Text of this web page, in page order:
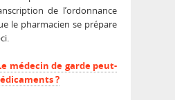
de l’ordonnance
le pharmacien se prépare
médecin de garde peut-
?